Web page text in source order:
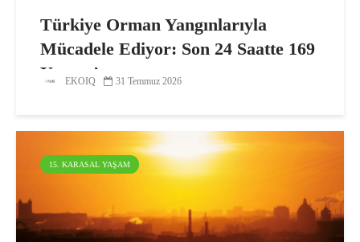
Türkiye Orman Yangınlarıyla
Mücadele Ediyor: Son 24 Saatte 169
Yangın!
EKOIQ 31 Temmuz 2026
15. KARASAL YAŞAM